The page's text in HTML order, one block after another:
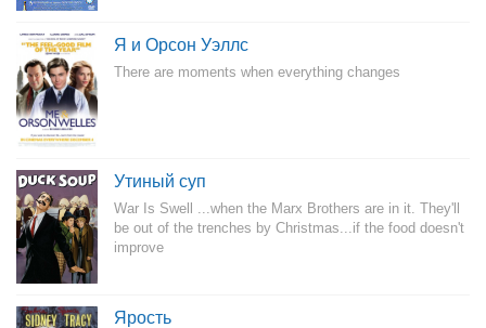
Я и Орсон Уэллс
There are moments when everything changes
Утиный суп
War Is Swell ...when the Marx Brothers are in it. They'll
be out of the trenches by Christmas...if the food doesn't
improve
Ярость